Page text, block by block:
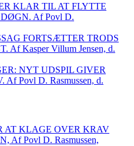
KLAR TIL AT FLYTTE
Af Povl D.
FORTSÆTTER TRODS
Af Kasper Villum Jensen, d.
NYT UDSPIL GIVER
Povl D. Rasmussen, d.
AT KLAGE OVER KRAV
Af Povl D. Rasmussen,